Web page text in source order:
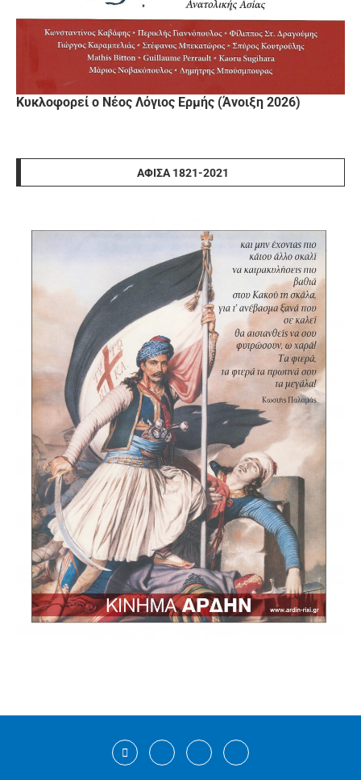
Κυκλοφορεί ο Νέος Λόγιος Ερμής (Άνοιξη 2026)
ΑΦΊΣΑ 1821-2021